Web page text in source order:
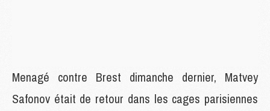
Menagé contre Brest dimanche dernier, Matvey
Safonov était de retour dans les cages parisiennes